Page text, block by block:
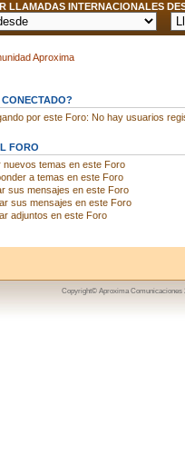
LLAMADAS INTERNACIONALES
Aproxima
por este Foro: No hay usuarios
FORO
temas en este Foro
a temas en este Foro
sus mensajes en este Foro
sus mensajes en este Foro
adjuntos en este Foro
Copyright© Aproxima Comunicaciones